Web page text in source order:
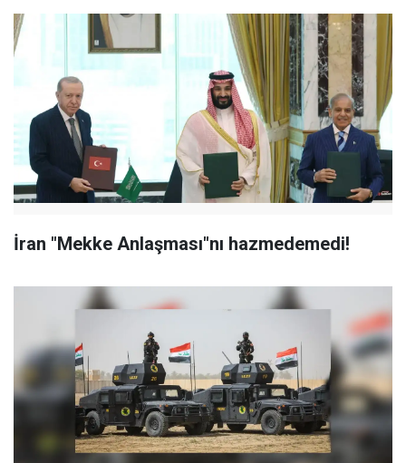
İran "Mekke Anlaşması"nı hazmedemedi!